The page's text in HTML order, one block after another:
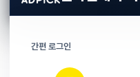
간편 로그인